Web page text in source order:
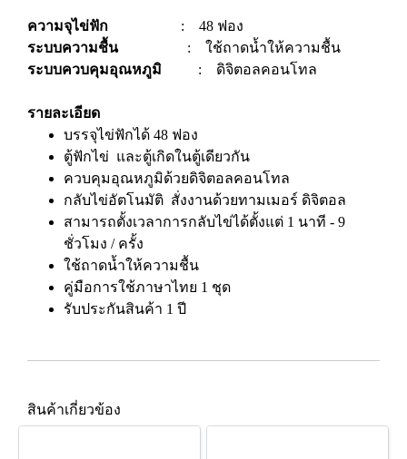
ความจุไข่ฟัก : 48 ฟอง
ระบบความชื้น: ใช้ถาดน้ำให้ความชื้น
ระบบควบคุมอุณหภูมิ : ดิจิตอลคอนโทล
รายละเอียด
บรรจุไข่ฟักได้ 48 ฟอง
ตู้ฟักไข่ และตู้เกิดในตู้เดียวกัน
ควบคุมอุณหภูมิด้วยดิจิตอลคอนโทล
กลับไข่อัตโนมัติ สั่งงานด้วยทามเมอร์ ดิจิตอล
สามารถตั้งเวลาการกลับไข่ได้ตั้งแต่ 1 นาที - 9
ชั่วโมง / ครั้ง
ใช้ถาดน้ำให้ความชื้น
คู่มือการใช้ภาษาไทย 1 ชุด
รับประกันสินค้า 1 ปี
สินค้าเกี่ยวข้อง